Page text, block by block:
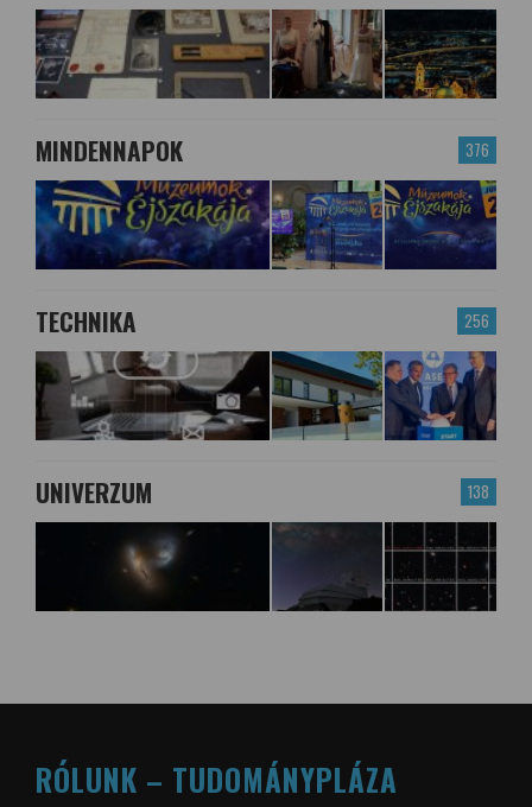
376
MINDENNAPOK
256
TECHNIKA
138
UNIVERZUM
RÓLUNK – TUDOMÁNYPLÁZA